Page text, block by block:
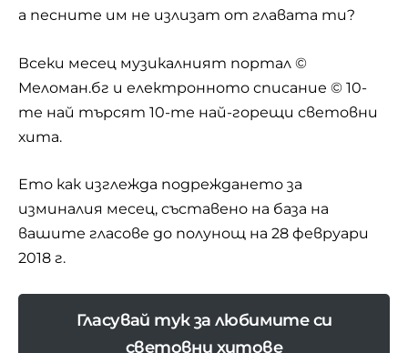
а песните им не излизат от главата ти?
Всеки месец музикалният портал ©
Меломан.бг и електронното списание © 10-
те най търсят 10-те най-горещи световни
хита.
Ето как изглежда подреждането за
изминалия месец, съставено на база на
вашите гласове до полунощ на 28 февруари
2018 г.
Гласувай тук за любимите си
световни хитове